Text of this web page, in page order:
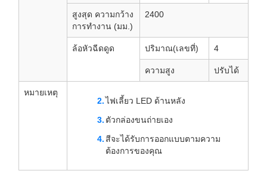
สูงสุด ความกว้าง
การทำงาน (มม.)
2400
ล้อหัวฉีดดูด ปริมาณ(เลขที่) 4
ความสูง ปรับได้
หมายเหตุ
ไฟเลี้ยว LED ด้านหลัง
ตัวกล่องขนถ่ายเอง
สีจะได้รับการออกแบบตามความ
ต้องการของคุณ